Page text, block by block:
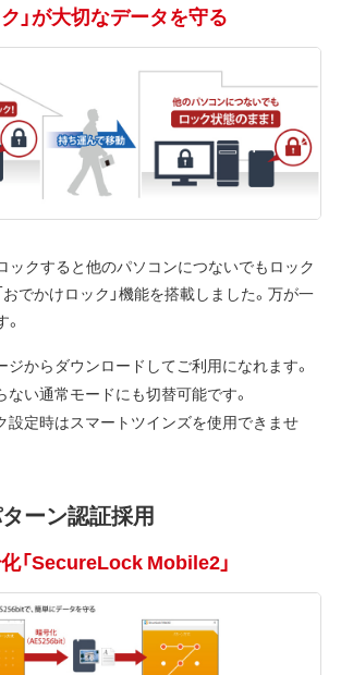
」が大切なデータを守る
ックすると他のパソコンにつないでもロック
でかけロック」機能を搭載しました。万が一
ジからダウンロードしてご利用になれます。
ない通常モードにも切替可能です。
設定時はスマートツインズを使用できませ
ーン認証採用
「SecureLock Mobile2」